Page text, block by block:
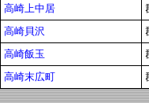
高崎上中居
高崎貝沢
高崎飯玉
高崎末広町